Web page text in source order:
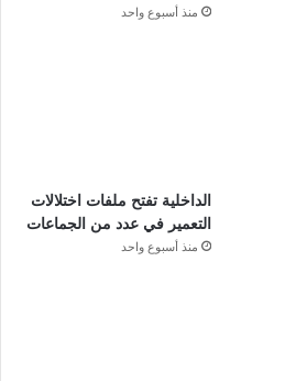
منذ أسبوع واحد
الداخلية تفتح ملفات اختلالات
التعمير في عدد من الجماعات
منذ أسبوع واحد